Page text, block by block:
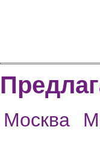
Москва